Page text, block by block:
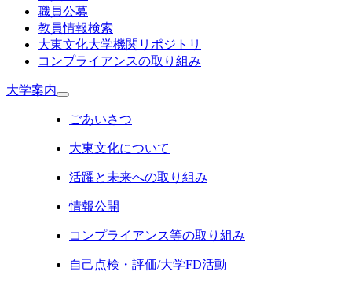
職員公募
教員情報検索
大東文化大学機関リポジトリ
コンプライアンスの取り組み
大学案内
ごあいさつ
大東文化について
活躍と未来への取り組み
情報公開
コンプライアンス等の取り組み
自己点検・評価/大学FD活動